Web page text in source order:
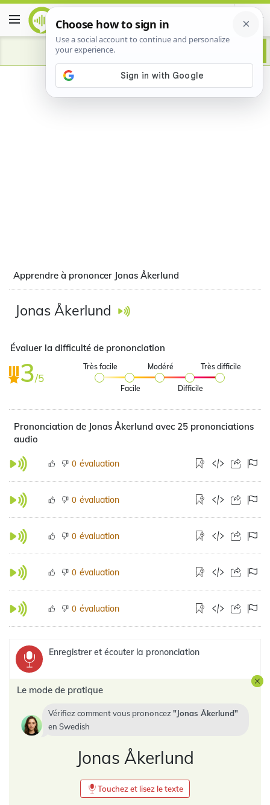
Advertisement
Apprendre à prononcer Jonas Åkerlund
Jonas Åkerlund
Évaluer la difficulté de prononciation
3/5
Très facile
Facile
Modéré
Difficile
Très difficile
Prononciation de Jonas Åkerlund avec 25 prononciations
audio
0 évaluation
0 évaluation
0 évaluation
0 évaluation
0 évaluation
Enregistrer et écouter la prononciation
Le mode de pratique
Vérifiez comment vous prononcez
Jonas Åkerlund
en Swedish
Jonas Åkerlund
Touchez et lisez le texte